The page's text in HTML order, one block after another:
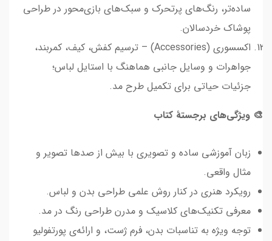
ساده‌تر، رنگ‌های پرتحرک و سبک‌های بازی‌محور در طراحی
پوشاک خردسالان.
اکسسوری (Accessories) – ترسیم کفش، کیف، کمربند،
جواهرات و وسایل جانبی هماهنگ با استایل لباس؛
جزئیات حیاتی برای تکمیل طرح مد.
🎨 ویژگی‌های برجستهٔ کتاب
زبان آموزشی ساده و تصویری با بیش از صدها تصویر و
مثال واقعی.
رویکرد هنری در کنار روش علمی طراحی بدن و لباس.
معرفی تکنیک‌های کلاسیک و مدرن طراحی رنگ در مد.
توجه ویژه به تناسبات بدن، فرم ژست، و ارائه‌ی پورتفولیو